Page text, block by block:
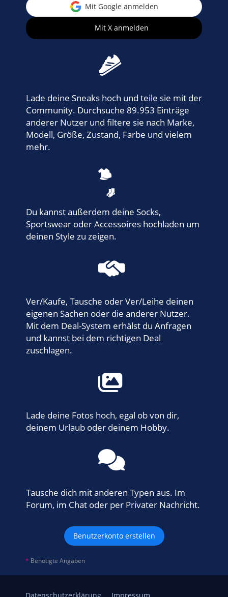
Mit Google anmelden
Mit X anmelden
Lade deine Sneaks hoch und teile sie mit der
Community. Durchsuche 89.953 Einträge
anderer Nutzer und filtere sie nach Marke,
Modell, Größe, Zustand, Farbe und vielem
mehr.
Du kannst außerdem deine Socks,
Sportswear oder Accessoires hochladen um
deinen Style zu zeigen.
Ver/Kaufe, Tausche oder Ver/Leihe deinen
eigenen Sachen oder die anderer Nutzer.
Mit dem Deal-System erhälst du Anfragen
und kannst bei dem richtigen Deal
zuschlagen.
Lade deine Fotos hoch, egal ob von dir,
deinem Urlaub oder deinem Hobby.
Tausche dich mit anderen Typen aus. Im
Forum, im Chat oder per Privater Nachricht.
Benutzerkonto erstellen
* Benötigte Angaben